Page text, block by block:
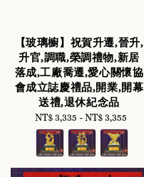
【玻璃櫥】祝賀升遷,晉升,
升官,調職,榮調禮物,新居
落成,工廠喬遷,愛心關懷協
會成立誌慶禮品,開業,開幕
送禮,退休紀念品
Regular
price
NT$ 3,335 -NT$ 3,355